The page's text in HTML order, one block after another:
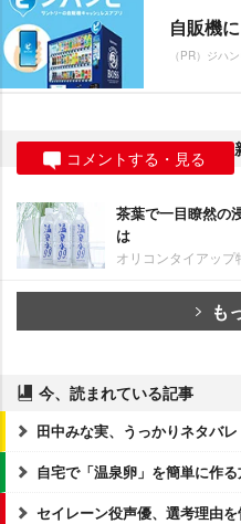
自販機
（PR）ジハ
コメントする・見る
茶葉で一目瞭然の
は
オリコンタイアップ
も
今、読まれている記事
田中みな実、うっかりネタバレ
自宅で「温泉卵」を簡単に作
セイレーン役声優、選考理由を